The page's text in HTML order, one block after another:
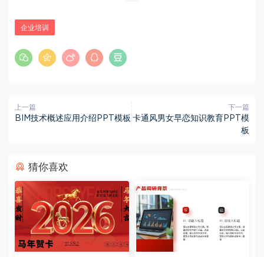
企业培训
上一篇
BIM技术概述应用介绍PPT模板
下一篇
卡通风男女早恋知识教育PPT模
板
猜你喜欢